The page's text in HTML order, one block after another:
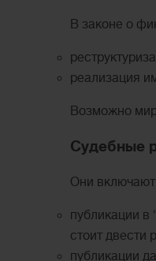
В законе о
реализация
Возможно
Судебные
Они
публикации
стоит двести
публикации